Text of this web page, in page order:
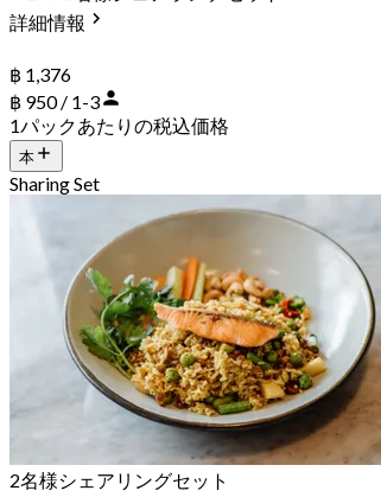
詳細情報
฿ 1,376
฿ 950 / 1-3
1パックあたりの税込価格
本
Sharing Set
2名様シェアリングセット